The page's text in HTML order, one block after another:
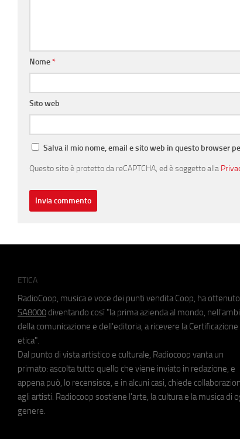
Nome*
Sito web
Salva il mio nome, email e sito web in questo browser
Questo sito è protetto da reCAPTCHA, ed è soggetto alla
ETICA
RadioCoop, musica e voce dei punti vendita Coop, ha
SA8000 diventando così "la prima azienda al mondo,
della comunicazione e dell'editoria, a ricevere la Certificazione
etica".
Dal punto di vista artistico e culturale, Radiocoop vanta un
primato: ascolta tutto quello che viene inviato in redazione, e
appena può, lo recensisce, e in alcuni casi, chiede
agli artisti. Radiocoop sostiene l'arte, la cultura e la musica di
genere.